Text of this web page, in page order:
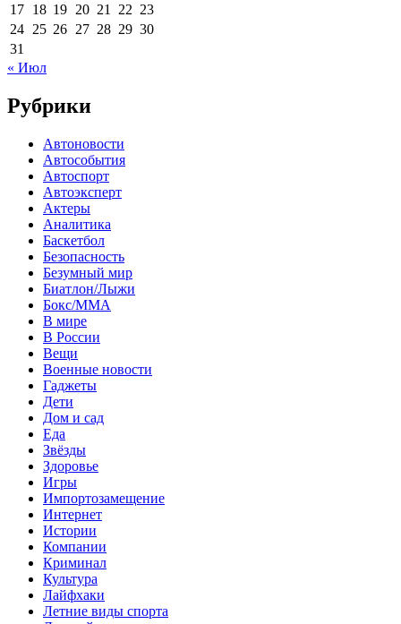
17 18 19 20 21 22 23
24 25 26 27 28 29 30
31
« Июл
Рубрики
Автоновости
Автособытия
Автоспорт
Автоэксперт
Актеры
Аналитика
Баскетбол
Безопасность
Безумный мир
Биатлон/Лыжи
Бокс/MMA
В мире
В России
Вещи
Военные новости
Гаджеты
Дети
Дом и сад
Еда
Звёзды
Здоровье
Игры
Импортозамещение
Интернет
Истории
Компании
Криминал
Культура
Лайфхаки
Летние виды спорта